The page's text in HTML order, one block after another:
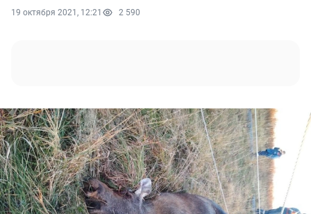
19 октября 2021, 12:21 2 590